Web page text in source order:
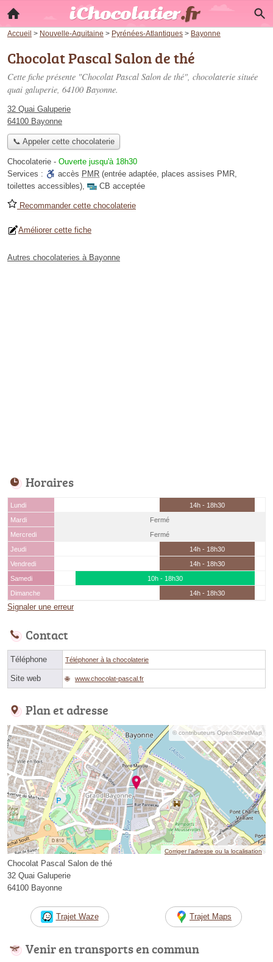
Accueil > Nouvelle-Aquitaine > Pyrénées-Atlantiques > Bayonne
Chocolat Pascal Salon de thé
Cette fiche présente "Chocolat Pascal Salon de thé", chocolaterie située
quai galuperie, 64100 Bayonne.
32 Quai Galuperie
64100 Bayonne
📞 Appeler cette chocolaterie
Chocolaterie - Ouverte jusqu'à 18h30
Services :
accès PMR (entrée adaptée, places assises PMR,
toilettes accessibles), CB acceptée
Recommander cette chocolaterie
Améliorer cette fiche
Autres chocolateries à Bayonne
Horaires
Lundi
14h - 18h30
Mardi
Fermé
Mercredi
Fermé
Jeudi
14h - 18h30
Vendredi
14h - 18h30
Samedi
10h - 18h30
Dimanche
14h - 18h30
Signaler une erreur
Contact
Téléphone Téléphoner à la chocolaterie
Site web www.chocolat-pascal.fr
Plan et adresse
© contributeurs OpenStreetMap
Corriger l’adresse ou la localisation
Chocolat Pascal Salon de thé
32 Quai Galuperie
64100 Bayonne
Trajet Waze Trajet Maps
Venir en transports en commun